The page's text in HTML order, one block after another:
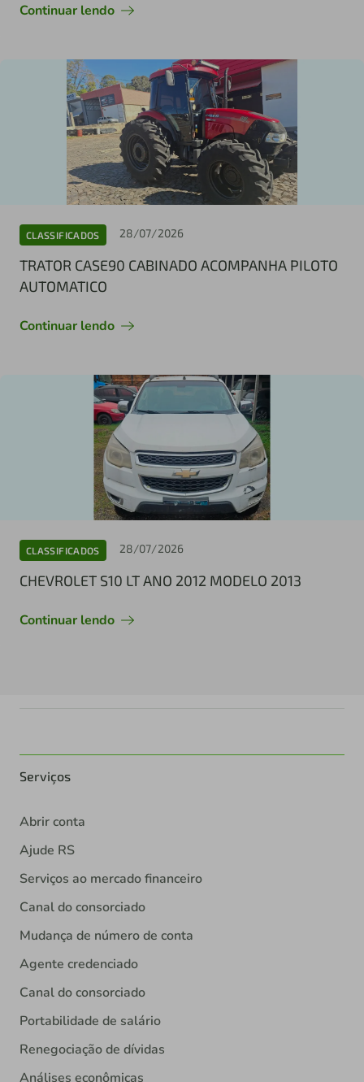
Continuar lendo
CLASSIFICADOS 28/07/2026
TRATOR CASE90 CABINADO ACOMPANHA PILOTO
AUTOMATICO
Continuar lendo
CLASSIFICADOS 28/07/2026
CHEVROLET S10 LT ANO 2012 MODELO 2013
Continuar lendo
Serviços
Abrir conta
Ajude RS
Serviços ao mercado financeiro
Canal do consorciado
Mudança de número de conta
Agente credenciado
Canal do consorciado
Portabilidade de salário
Renegociação de dívidas
Análises econômicas